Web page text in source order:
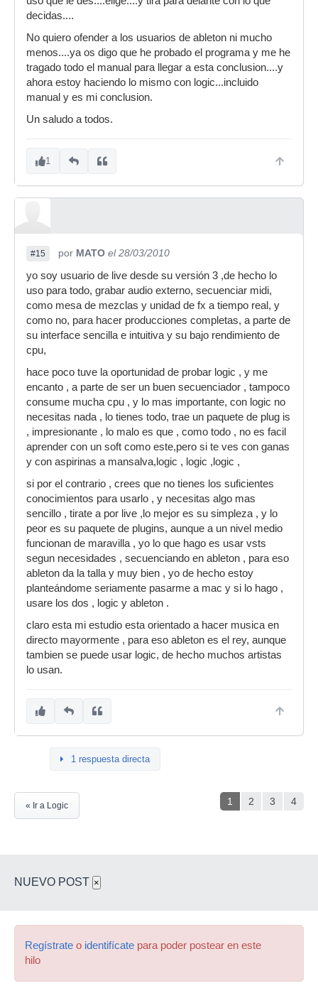
decidas....
No quiero ofender a los usuarios de ableton ni mucho
menos....ya os digo que he probado el programa y me he
tragado todo el manual para llegar a esta conclusion....y
ahora estoy haciendo lo mismo con logic...incluido
manual y es mi conclusion.
Un saludo a todos.
1
#15 por MATO el 28/03/2010
yo soy usuario de live desde su versión 3 ,de hecho lo
uso para todo, grabar audio externo, secuenciar midi,
como mesa de mezclas y unidad de fx a tiempo real, y
como no, para hacer producciones completas, a parte de
su interface sencilla e intuitiva y su bajo rendimiento de
cpu,
hace poco tuve la oportunidad de probar logic , y me
encanto , a parte de ser un buen secuenciador , tampoco
consume mucha cpu , y lo mas importante, con logic no
necesitas nada , lo tienes todo, trae un paquete de plug is
, impresionante , lo malo es que , como todo , no es facil
aprender con un soft como este,pero si te ves con ganas
y con aspirinas a mansalva,logic , logic ,logic ,
si por el contrario , crees que no tienes los suficientes
conocimientos para usarlo , y necesitas algo mas
sencillo , tirate a por live ,lo mejor es su simpleza , y lo
peor es su paquete de plugins, aunque a un nivel medio
funcionan de maravilla , yo lo que hago es usar vsts
segun necesidades , secuenciando en ableton , para eso
ableton da la talla y muy bien , yo de hecho estoy
planteándome seriamente pasarme a mac y si lo hago ,
usare los dos , logic y ableton .
claro esta mi estudio esta orientado a hacer musica en
directo mayormente , para eso ableton es el rey, aunque
tambien se puede usar logic, de hecho muchos artistas
lo usan.
1 respuesta directa
1 2 3 4
« Ir a Logic
NUEVO POST ×
Regístrate o identifícate para poder postear en este
hilo